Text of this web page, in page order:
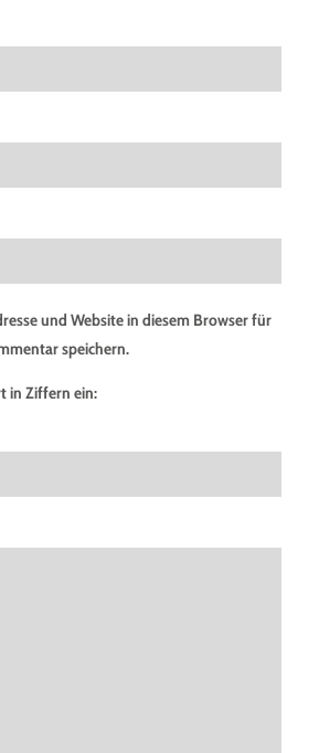
und Website in diesem Browser für
speichern.
in Ziffern ein: